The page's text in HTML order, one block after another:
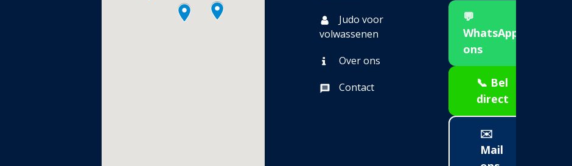
Judo voor
volwassenen
Over ons
Contact
💬
WhatsApp
ons
📞 Bel
direct
✉️
Mail